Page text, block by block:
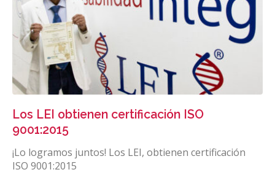
Los LEI obtienen certificación ISO
9001:2015
¡Lo logramos juntos! Los LEI, obtienen certificación
ISO 9001:2015